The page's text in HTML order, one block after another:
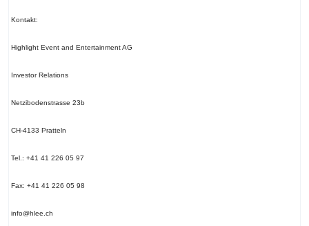
Kontakt:
Highlight Event and Entertainment AG
Investor Relations
Netzibodenstrasse 23b
CH-4133 Pratteln
Tel.: +41 41 226 05 97
Fax: +41 41 226 05 98
info@hlee.ch